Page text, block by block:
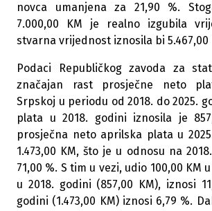
novca umanjena za 21,90 %.
7.000,00 KM je realno izgubila
stvarna vrijednost iznosila bi 5.467,00
Podaci Republičkog zavoda za
značajan rast prosječne neto
Srpskoj u periodu od 2018. do 2025.
plata u 2018. godini iznosila je
prosječna neto aprilska plata u
1.473,00 KM, što je u odnosu na
71,00 %. S tim u vezi, udio 100,00 KM
u 2018. godini (857,00 KM), iznosi
godini (1.473,00 KM) iznosi 6,79 %.